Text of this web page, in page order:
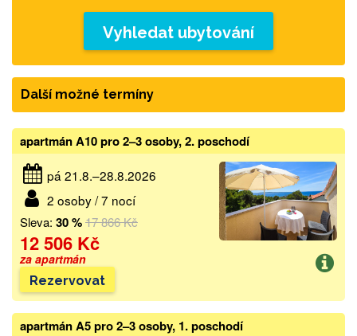
Vyhledat ubytování
Další možné termíny
apartmán A10 pro 2–3 osoby, 2. poschodí
pá 21.8.–28.8.2026
2 osoby / 7 nocí
Sleva: 30 %17 866 Kč
12 506 Kč
za apartmán
Rezervovat
apartmán A5 pro 2–3 osoby, 1. poschodí